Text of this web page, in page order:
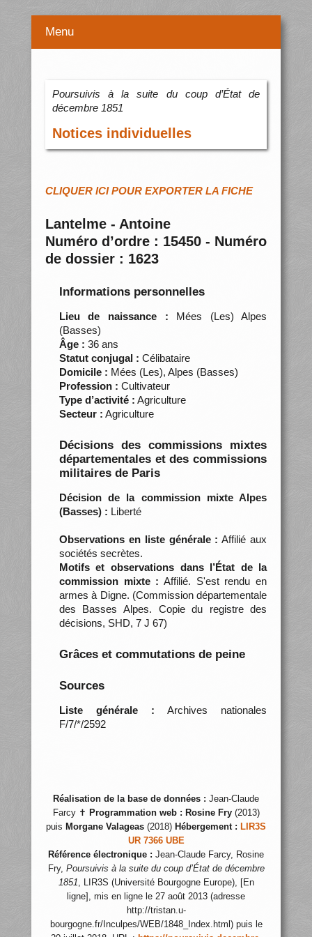
Menu
Poursuivis à la suite du coup d’État de
décembre 1851
Notices individuelles
CLIQUER ICI POUR EXPORTER LA FICHE
Lantelme - Antoine
Numéro d’ordre : 15450 - Numéro
de dossier : 1623
Informations personnelles
Lieu de naissance : Mées (Les) Alpes
(Basses)
Âge : 36 ans
Statut conjugal : Célibataire
Domicile : Mées (Les), Alpes (Basses)
Profession : Cultivateur
Type d’activité : Agriculture
Secteur : Agriculture
Décisions des commissions mixtes
départementales et des commissions
militaires de Paris
Décision de la commission mixte Alpes
(Basses) : Liberté
Observations en liste générale : Affilié aux
sociétés secrètes.
Motifs et observations dans l’État de la
commission mixte : Affilié. S'est rendu en
armes à Digne. (Commission départementale
des Basses Alpes. Copie du registre des
décisions, SHD, 7 J 67)
Grâces et commutations de peine
Sources
Liste générale : Archives nationales
F/7/*/2592
Réalisation de la base de données : Jean-Claude
Farcy ✝ Programmation web : Rosine Fry(2013)
puis Morgane Valageas (2018) Hébergement : LIR3S
UR 7366 UBE
Référence électronique : Jean-Claude Farcy, Rosine
Fry, Poursuivis à la suite du coup d’État de décembre
1851, LIR3S (Université Bourgogne Europe), [En
ligne], mis en ligne le 27 août 2013 (adresse
http://tristan.u-
bourgogne.fr/Inculpes/WEB/1848_Index.html) puis le